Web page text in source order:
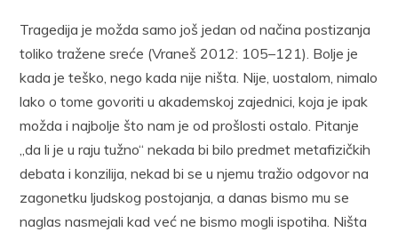
Tragedija je možda samo još jedan od načina postizanja
toliko tražene sreće (Vraneš 2012: 105–121). Bolje je
kada je teško, nego kada nije ništa. Nije, uostalom, nimalo
lako o tome govoriti u akademskoj zajednici, koja je ipak
možda i najbolje što nam je od prošlosti ostalo. Pitanje
„da li je u raju tužno“ nekada bi bilo predmet metafizičkih
debata i konzilija, nekad bi se u njemu tražio odgovor na
zagonetku ljudskog postojanja, a danas bismo mu se
naglas nasmejali kad već ne bismo mogli ispotiha. Ništa